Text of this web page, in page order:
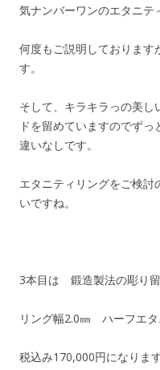
気ナンバーワンのエタニテ
何度もご説明しております
す。
そして、キラキラっの美
ドを留めていますのでず
違いなしです。
エタニティリングをご検討
いですね。
3本目は 鍛造製法の彫り
リング幅2.0㎜ ハーフエ
税込み170,000円になります